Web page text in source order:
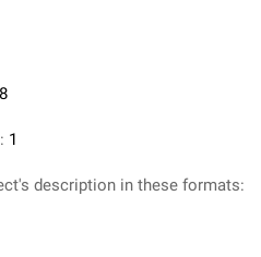
1
description in these formats: